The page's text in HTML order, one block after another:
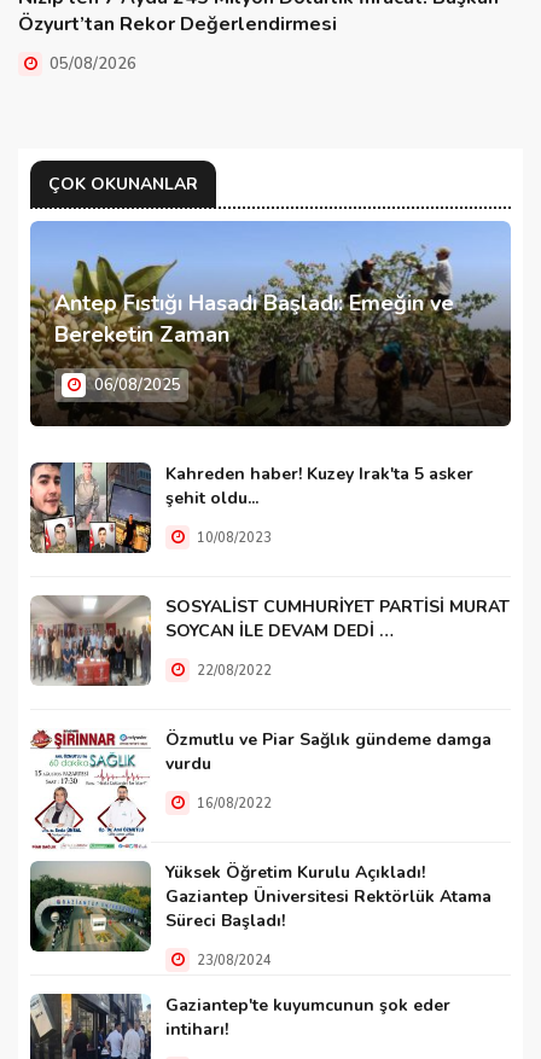
Özyurt’tan Rekor Değerlendirmesi
05/08/2026
ÇOK OKUNANLAR
Antep Fıstığı Hasadı Başladı: Emeğin ve
Bereketin Zaman
06/08/2025
Kahreden haber! Kuzey Irak'ta 5 asker
şehit oldu...
10/08/2023
SOSYALİST CUMHURİYET PARTİSİ MURAT
SOYCAN İLE DEVAM DEDİ …
22/08/2022
Özmutlu ve Piar Sağlık gündeme damga
vurdu
16/08/2022
Yüksek Öğretim Kurulu Açıkladı!
Gaziantep Üniversitesi Rektörlük Atama
Süreci Başladı!
23/08/2024
Gaziantep'te kuyumcunun şok eder
intiharı!